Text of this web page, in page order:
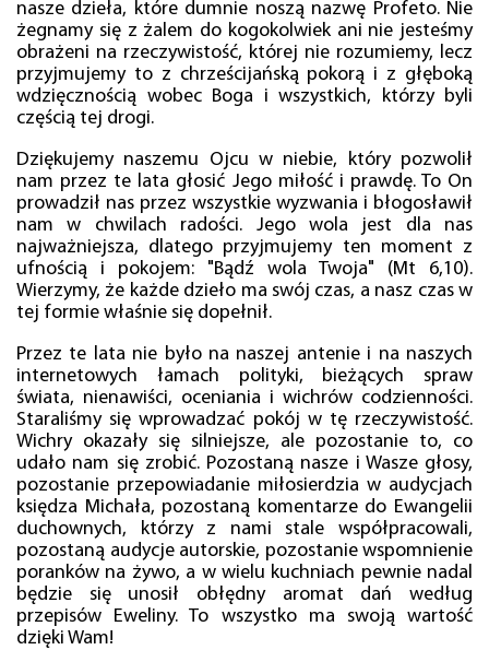
nasze dzieła, które dumnie noszą nazwę Profeto. Nie
żegnamy się z żalem do kogokolwiek ani nie jesteśmy
obrażeni na rzeczywistość, której nie rozumiemy, lecz
przyjmujemy to z chrześcijańską pokorą i z głęboką
wdzięcznością wobec Boga i wszystkich, którzy byli
częścią tej drogi.
Dziękujemy naszemu Ojcu w niebie, który pozwolił
nam przez te lata głosić Jego miłość i prawdę. To On
prowadził nas przez wszystkie wyzwania i błogosławił
nam w chwilach radości. Jego wola jest dla nas
najważniejsza, dlatego przyjmujemy ten moment z
ufnością i pokojem: "Bądź wola Twoja" (Mt 6,10).
Wierzymy, że każde dzieło ma swój czas, a nasz czas w
tej formie właśnie się dopełnił.
Przez te lata nie było na naszej antenie i na naszych
internetowych łamach polityki, bieżących spraw
świata, nienawiści, oceniania i wichrów codzienności.
Staraliśmy się wprowadzać pokój w tę rzeczywistość.
Wichry okazały się silniejsze, ale pozostanie to, co
udało nam się zrobić. Pozostaną nasze i Wasze głosy,
pozostanie przepowiadanie miłosierdzia w audycjach
księdza Michała, pozostaną komentarze do Ewangelii
duchownych, którzy z nami stale współpracowali,
pozostaną audycje autorskie, pozostanie wspomnienie
poranków na żywo, a w wielu kuchniach pewnie nadal
będzie się unosił obłędny aromat dań według
przepisów Eweliny. To wszystko ma swoją wartość
dzięki Wam!